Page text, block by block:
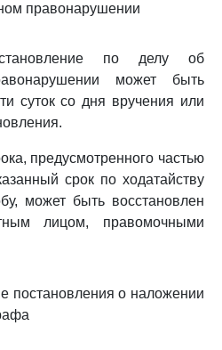
правонарушении
по делу об
может быть
суток со дня вручения или
предусмотренного частью
срок по ходатайству
может быть восстановлен
лицом, правомочными
постановления о наложении